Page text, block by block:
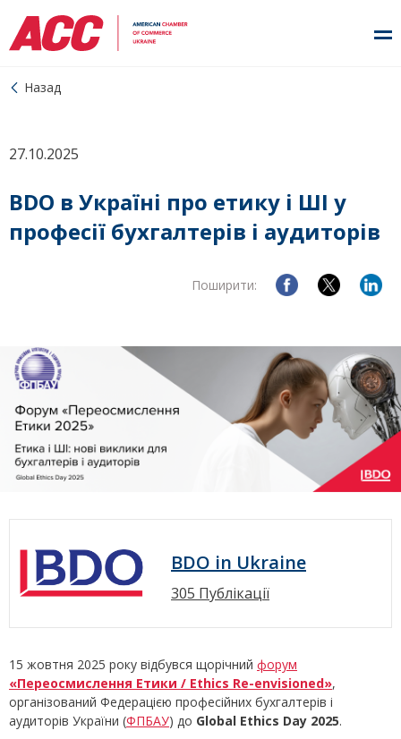
Назад
27.10.2025
BDO в Україні про етику і ШІ у
професії бухгалтерів і аудиторів
Поширити:
BDO in Ukraine
305 Публікації
15 жовтня 2025 року відбувся щорічний форум
«Переосмислення Етики / Ethics Re-envisioned»,
організований Федерацією професійних бухгалтерів і
аудиторів України (ФПБАУ) до Global Ethics Day 2025.